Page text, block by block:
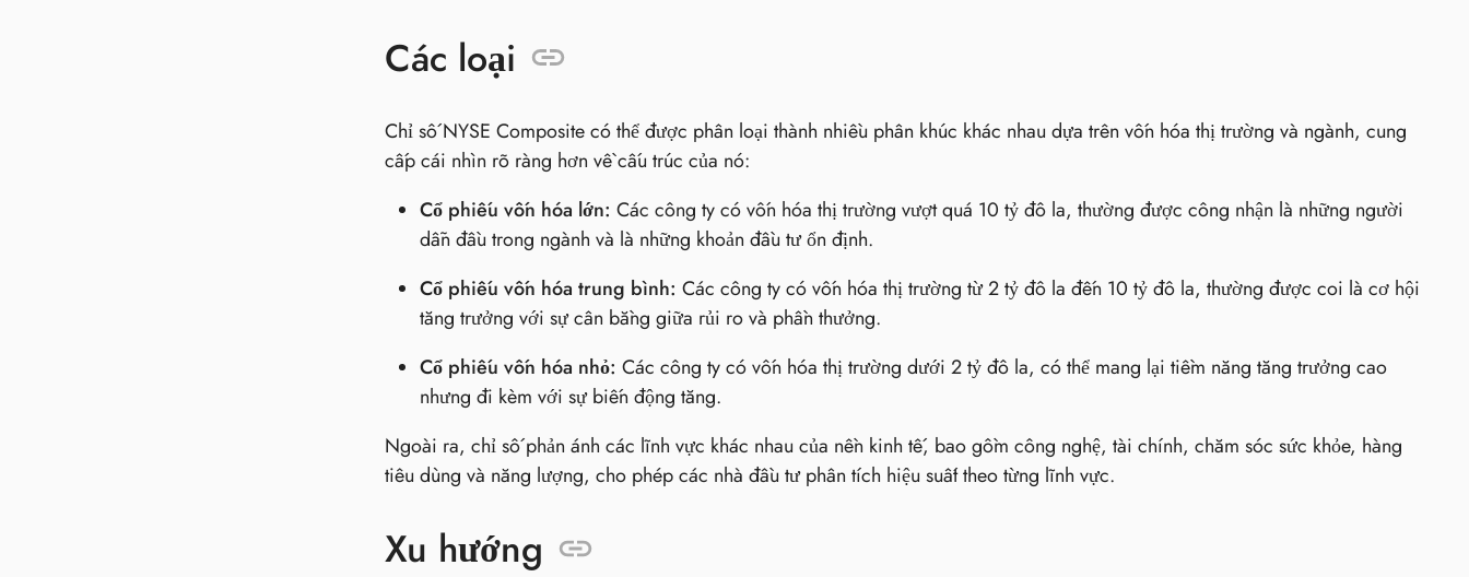
Các loại
Chỉ số NYSE Composite có thể được phân loại thành nhiều phân khúc khác nhau dựa trên vốn hóa thị trường và ngành, cung
cấp cái nhìn rõ ràng hơn về cấu trúc của nó:
Cổ phiếu vốn hóa lớn: Các công ty có vốn hóa thị trường vượt quá 10 tỷ đô la, thường được công nhận là những người
dẫn đầu trong ngành và là những khoản đầu tư ổn định.
Cổ phiếu vốn hóa trung bình: Các công ty có vốn hóa thị trường từ 2 tỷ đô la đến 10 tỷ đô la, thường được coi là cơ hội
tăng trưởng với sự cân bằng giữa rủi ro và phần thưởng.
Cổ phiếu vốn hóa nhỏ: Các công ty có vốn hóa thị trường dưới 2 tỷ đô la, có thể mang lại tiềm năng tăng trưởng cao
nhưng đi kèm với sự biến động tăng.
Ngoài ra, chỉ số phản ánh các lĩnh vực khác nhau của nền kinh tế, bao gồm công nghệ, tài chính, chăm sóc sức khỏe, hàng
tiêu dùng và năng lượng, cho phép các nhà đầu tư phân tích hiệu suất theo từng lĩnh vực.
Xu hướng